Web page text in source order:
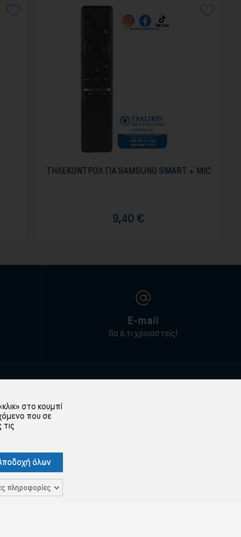
ΤΗΛΕΚΟΝΤΡΟΛ ΓΙΑ SAMSUNG SMART + MIC
9,40 €
E-mail
Για ό,τι χρειαστείς!
στο κουμπί
που σε
τις
όλων
πληροφορίες